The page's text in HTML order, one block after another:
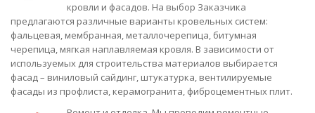
кровли и фасадов. На выбор Заказчика
предлагаются различные варианты кровельных систем:
фальцевая, мембранная, металлочерепица, битумная
черепица, мягкая наплавляемая кровля. В зависимости от
используемых для строительства материалов выбирается
фасад – виниловый сайдинг, штукатурка, вентилируемые
фасады из профлиста, керамогранита, фиброцементных плит.